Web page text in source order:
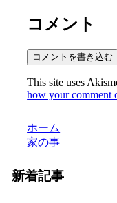
コメント
コメントを書き込む
This site uses
how your comment
ホーム
家の事
新着記事